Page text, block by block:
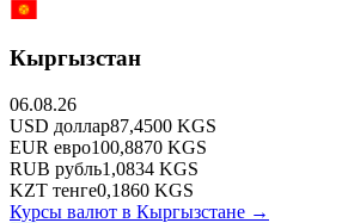
Кыргызстан
06.08.26
USD доллар87,4500 KGS
EUR евро100,8870 KGS
RUB рубль1,0834 KGS
KZT тенге0,1860 KGS
Курсы валют в Кыргызстане →